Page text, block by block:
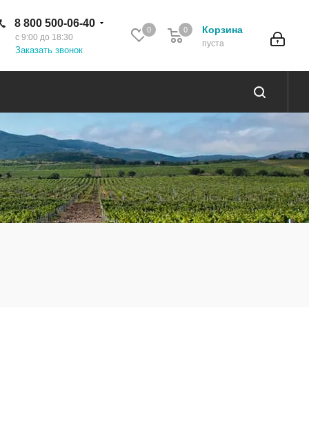
0 Корзина
пуста
0
8 800 500-06-40
с 9:00 до 18:30
Заказать звонок